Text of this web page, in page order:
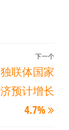
下
下一个
联体国家
预计增长
4.7%